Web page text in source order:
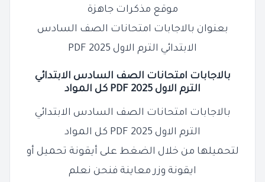
موقع مذكرات جاهزة
بعنوان بالاجابات امتحانات الصف السادس
الابتدائي الترم الاول 2025 PDF
بالاجابات امتحانات الصف السادس الابتدائي
الترم الاول 2025 PDF كل المواد
بالاجابات امتحانات الصف السادس الابتدائي
الترم الاول 2025 PDF كل المواد
لتحميلها من خلال الضغط على أيقونة تحميل أو
ايقونة وزر معاينة فنحن نعلم